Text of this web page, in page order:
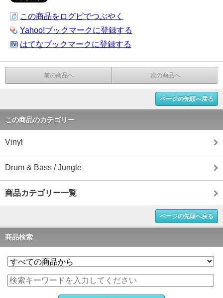
この商品をログピでつぶやく
Yahoo!ブックマークに登録する
はてなブックマークに登録する
前の商品へ 次の商品へ
ページの先頭へ戻る
この商品のカテゴリー
Vinyl
Drum & Bass / Jungle
商品カテゴリー一覧
ページの先頭へ戻る
商品検索